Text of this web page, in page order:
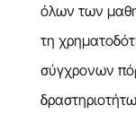
όλων των
τη
σύγχρονων